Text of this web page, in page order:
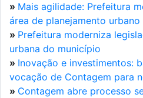
» Mais agilidade: Prefeitura
área de planejamento urbano
» Prefeitura moderniza
urbana do município
» Inovação e investimentos:
vocação de Contagem para
» Contagem abre processo